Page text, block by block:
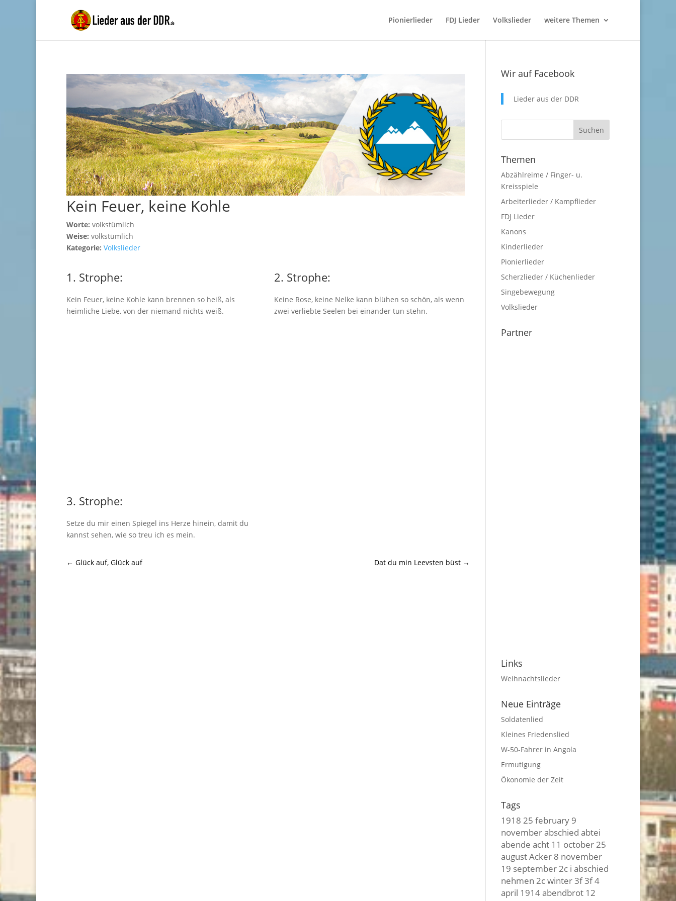
Pionierlieder FDJ Lieder Volkslieder weitere Themen
Kein Feuer, keine Kohle
Worte: volkstümlich
Weise: volkstümlich
Kategorie: Volkslieder
1. Strophe:
Kein Feuer, keine Kohle kann brennen so heiß, als
heimliche Liebe, von der niemand nichts weiß.
2. Strophe:
Keine Rose, keine Nelke kann blühen so schön, als wenn
zwei verliebte Seelen bei einander tun stehn.
3. Strophe:
Setze du mir einen Spiegel ins Herze hinein, damit du
kannst sehen, wie so treu ich es mein.
← Glück auf, Glück auf Dat du min Leevsten büst→
Wir auf Facebook
Lieder aus der DDR
Themen
Abzählreime / Finger- u.
Kreisspiele
Arbeiterlieder / Kampflieder
FDJ Lieder
Kanons
Kinderlieder
Pionierlieder
Scherzlieder / Küchenlieder
Singebewegung
Volkslieder
Partner
Links
Weihnachtslieder
Neue Einträge
Soldatenlied
Kleines Friedenslied
W-50-Fahrer in Angola
Ermutigung
Ökonomie der Zeit
Tags
1918 25 february 9
novemberabschied abtei
abende acht 11 october25
augustAcker 8 november
19 september2c i abschied
nehmen 2c winter3f 3f4
april 1914abendbrot 12